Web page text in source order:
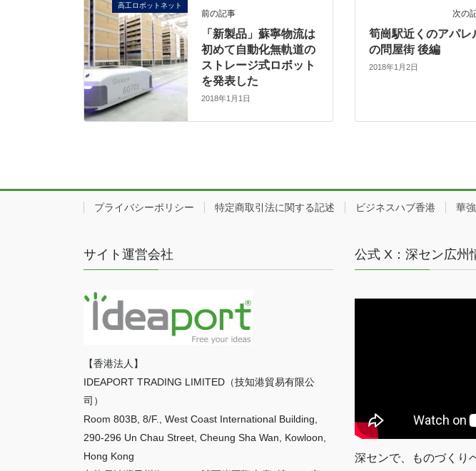
高工ロボットネット
前の記事
「新製品」蘇寧物流は
初めて自動化無軌道の
ストレージ式ロボット
を発表した
2018年1月1日
次の
筍崗駅近くのアパレ
の問屋街 後編
2018年1月2日
プライバシーポリシー 特定商取引法に関する記述 ビジネスハブ香港 華
サイト運営会社
【香港法人】
IDEAPORT TRADING LIMITED（技知港貿易有限公
司）
Room 803B, 8/F., West Coast International Building,
290-296 Un Chau Street, Cheung Sha Wan, Kowloon,
Hong Kong
公式 X：深セン広州
深センで、ものづくり